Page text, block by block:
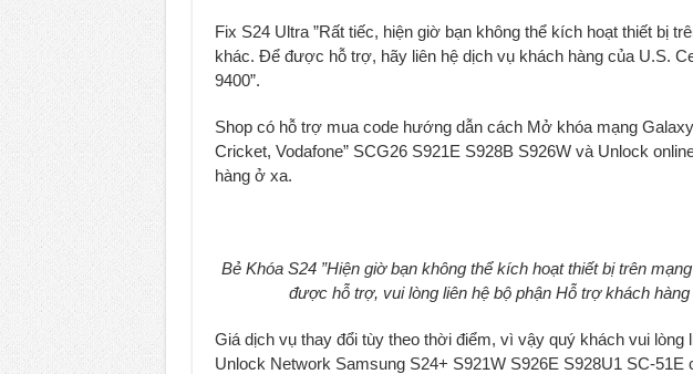
Fix S24 Ultra ”Rất tiếc, hiện giờ bạn không thể kích hoạt thiết bị
khác. Để được hỗ trợ, hãy liên hệ dịch vụ khách hàng của U.S.
9400”.
Shop có hỗ trợ mua code hướng dẫn cách Mở khóa mạng
Cricket, Vodafone” SCG26 S921E S928B S926W và Unlock
hàng ở xa.
Bẻ Khóa S24 ”Hiện giờ bạn không thể kích hoạt thiết bị trên
được hỗ trợ, vui lòng liên hệ bộ phận Hỗ trợ khách hàng
Giá dịch vụ thay đổi tùy theo thời điểm, vì vậy quý khách vui lòng
Unlock Network Samsung S24+ S921W S926E S928U1 SC-51E